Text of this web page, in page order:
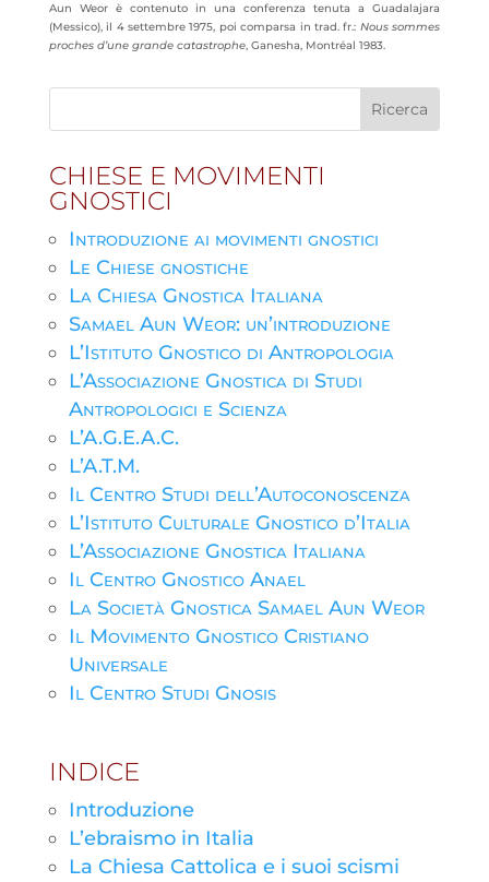
Aun Weor è contenuto in una conferenza tenuta a Guadalajara
(Messico), il 4 settembre 1975, poi comparsa in trad. fr.: Nous sommes
proches d’une grande catastrophe, Ganesha, Montréal 1983.
CHIESE E MOVIMENTI
GNOSTICI
Introduzione ai movimenti gnostici
Le Chiese gnostiche
La Chiesa Gnostica Italiana
Samael Aun Weor: un’introduzione
L’Istituto Gnostico di Antropologia
L’Associazione Gnostica di Studi
Antropologici e Scienza
L’A.G.E.A.C.
L’A.T.M.
Il Centro Studi dell’Autoconoscenza
L’Istituto Culturale Gnostico d’Italia
L’Associazione Gnostica Italiana
Il Centro Gnostico Anael
La Società Gnostica Samael Aun Weor
Il Movimento Gnostico Cristiano
Universale
Il Centro Studi Gnosis
INDICE
Introduzione
L’ebraismo in Italia
La Chiesa Cattolica e i suoi scismi